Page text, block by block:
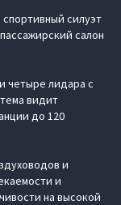
силуэт
салон
четыре лидара с
видит
до 120
и
и
на высокой